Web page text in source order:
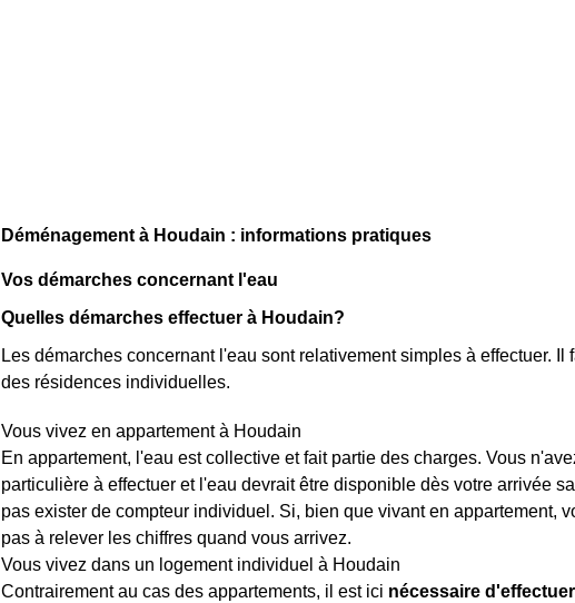
Déménagement à Houdain : informations pratiques
Vos démarches concernant l'eau
Quelles démarches effectuer à Houdain?
Les démarches concernant l'eau sont relativement simples à effectuer.
des résidences individuelles.
Vous vivez en appartement à Houdain
En appartement, l'eau est collective et fait partie des charges. Vous
particulière à effectuer et l'eau devrait être disponible dès votre arrivée
pas exister de compteur individuel. Si, bien que vivant en appartement,
pas à relever les chiffres quand vous arrivez.
Vous vivez dans un logement individuel à Houdain
Contrairement au cas des appartements, il est ici nécessaire